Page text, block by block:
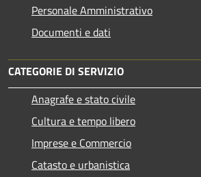
Personale Amministrativo
Documenti e dati
CATEGORIE DI SERVIZIO
Anagrafe e stato civile
Cultura e tempo libero
Imprese e Commercio
Catasto e urbanistica